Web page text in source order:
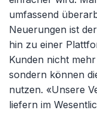
umfassend
Neuerungen ist
hin zu einer
Kunden nicht
sondern können
nutzen. «Unsere
liefern im